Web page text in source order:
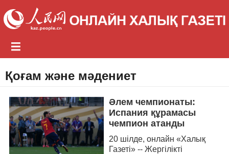
Қоғам және мәдениет
Әлем чемпионаты:
Испания құрамасы
чемпион атанды
20 шілде, онлайн «Халық
Газеті» -- Жергілікті